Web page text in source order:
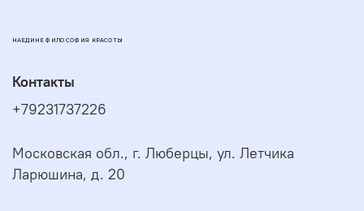
НАЕДИНЕ ФИЛОСОФИЯ КРАСОТЫ
Контакты
+79231737226
Московская обл., г. Люберцы, ул. Летчика
Ларюшина, д. 20